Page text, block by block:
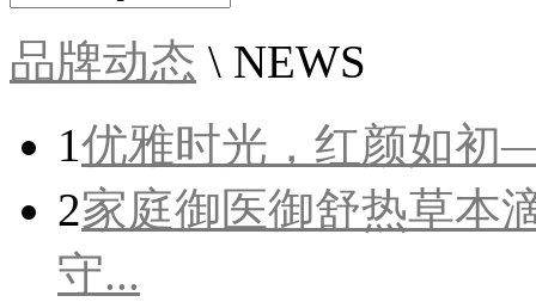
品牌动态 \ NEWS
1优雅时光，红颜如
2家庭御医御舒热草
守...